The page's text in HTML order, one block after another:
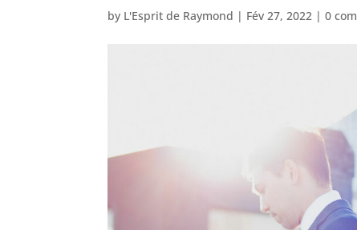
by L'Esprit de Raymond | Fév 27, 2022 |0